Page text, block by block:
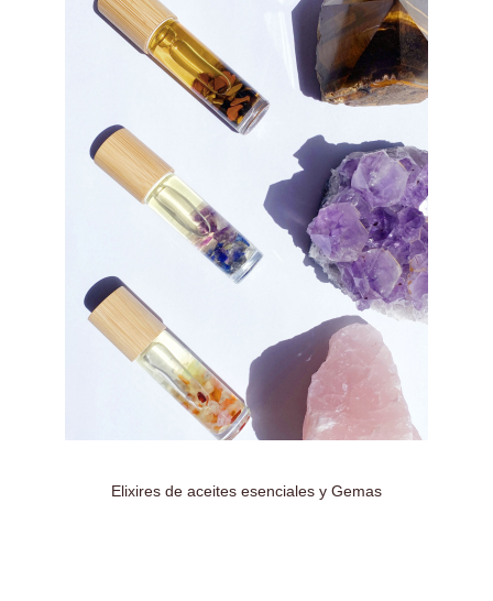
Elixires de aceites esenciales y Gemas